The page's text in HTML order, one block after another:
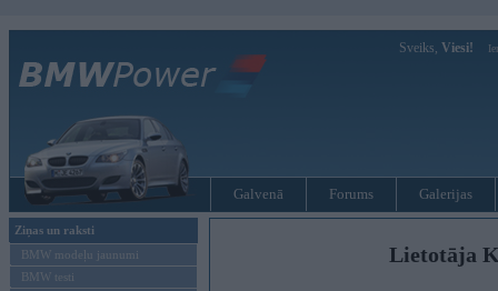
Sveiks, Viesi!
Galvenā Forums Galerijas
Ziņas un raksti
BMW modeļu jaunumi
BMW testi
Lietotāja